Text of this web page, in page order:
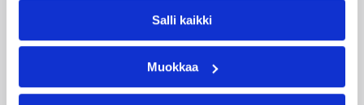
Salli kaikki
Muokkaa
Suomi (15-v. tytöt) – Viro (16-v. tytöt) 50–
53 (16–16, 27–38, 40–46), harjoitusottelu,
Vantaa 4.8.2011